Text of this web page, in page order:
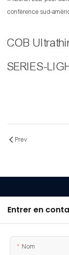
COB
SERIES-
Prev
Entrer en
Nom